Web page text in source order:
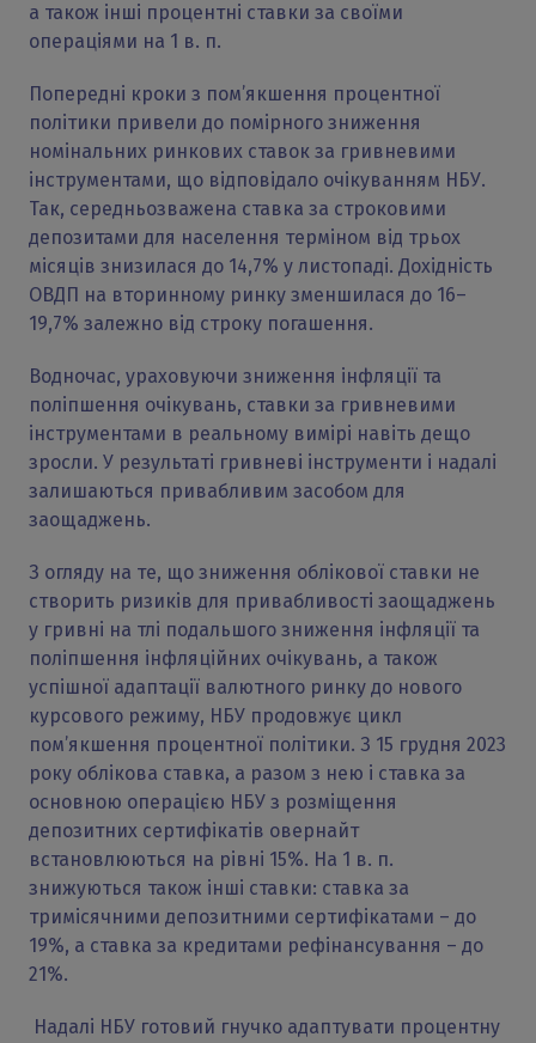
а також інші процентні ставки за своїми
операціями на 1 в. п.
Попередні кроки з пом’якшення процентної
політики привели до помірного зниження
номінальних ринкових ставок за гривневими
інструментами, що відповідало очікуванням НБУ.
Так, середньозважена ставка за строковими
депозитами для населення терміном від трьох
місяців знизилася до 14,7% у листопаді. Дохідність
ОВДП на вторинному ринку зменшилася до 16–
19,7% залежно від строку погашення.
Водночас, ураховуючи зниження інфляції та
поліпшення очікувань, ставки за гривневими
інструментами в реальному вимірі навіть дещо
зросли. У результаті гривневі інструменти і надалі
залишаються привабливим засобом для
заощаджень.
З огляду на те, що зниження облікової ставки не
створить ризиків для привабливості заощаджень
у гривні на тлі подальшого зниження інфляції та
поліпшення інфляційних очікувань, а також
успішної адаптації валютного ринку до нового
курсового режиму, НБУ продовжує цикл
пом’якшення процентної політики. З 15 грудня 2023
року облікова ставка, а разом з нею і ставка за
основною операцією НБУ з розміщення
депозитних сертифікатів овернайт
встановлюються на рівні 15%. На 1 в. п.
знижуються також інші ставки: ставка за
тримісячними депозитними сертифікатами – до
19%, а ставка за кредитами рефінансування – до
21%.
Надалі НБУ готовий гнучко адаптувати процентну